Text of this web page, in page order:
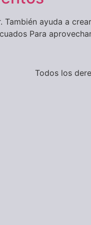
También ayuda a
Para
Todos los